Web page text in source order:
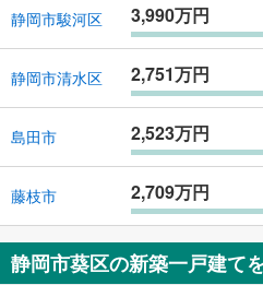
静岡市駿河区 3,990万円
静岡市清水区 2,751万円
島田市 2,523万円
藤枝市 2,709万円
静岡市葵区の新築一戸建て